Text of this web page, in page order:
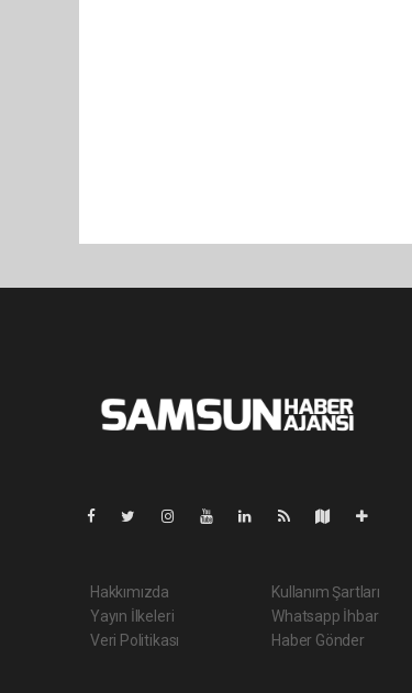
Hakkımızda
Yayın İlkeleri
Veri Politikası
Kullanım Şartları
Whatsapp İhbar
Haber Gönder